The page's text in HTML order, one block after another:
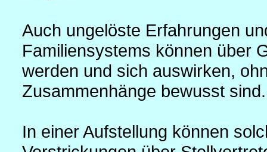
Auch ungelöste Erfahrungen
Familiensystems können über
werden und sich auswirken,
Zusammenhänge bewusst sind.
In einer Aufstellung können